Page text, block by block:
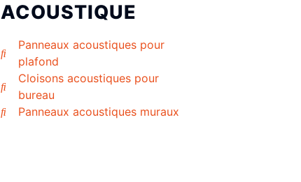
ACOUSTIQUE
Panneaux acoustiques pour
plafond
Cloisons acoustiques pour
bureau
Panneaux acoustiques muraux